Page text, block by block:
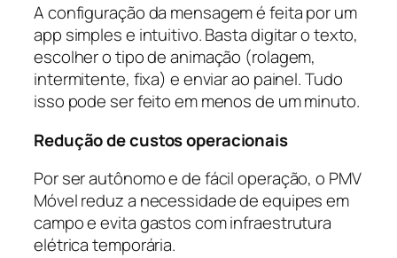
A configuração da mensagem é feita por um
app simples e intuitivo. Basta digitar o texto,
escolher o tipo de animação (rolagem,
intermitente, fixa) e enviar ao painel. Tudo
isso pode ser feito em menos de um minuto.
Redução de custos operacionais
Por ser autônomo e de fácil operação, o PMV
Móvel reduz a necessidade de equipes em
campo e evita gastos com infraestrutura
elétrica temporária.